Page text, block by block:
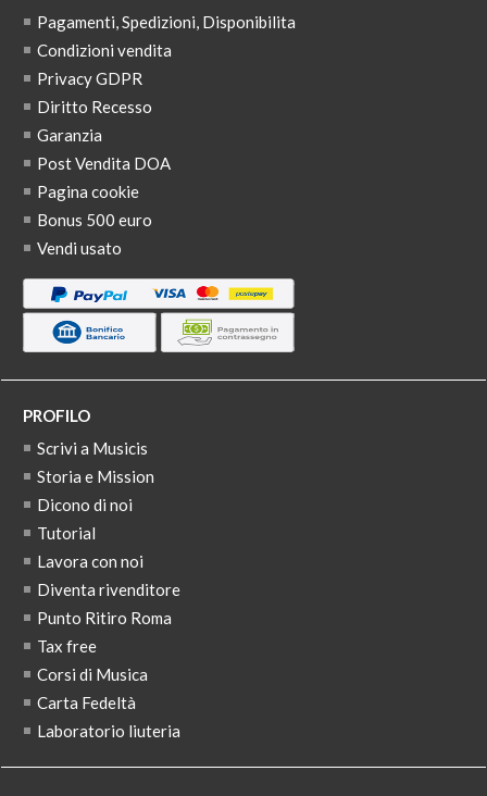
Pagamenti, Spedizioni, Disponibilita
Condizioni vendita
Privacy GDPR
Diritto Recesso
Garanzia
Post Vendita DOA
Pagina cookie
Bonus 500 euro
Vendi usato
PROFILO
Scrivi a Musicis
Storia e Mission
Dicono di noi
Tutorial
Lavora con noi
Diventa rivenditore
Punto Ritiro Roma
Tax free
Corsi di Musica
Carta Fedeltà
Laboratorio liuteria